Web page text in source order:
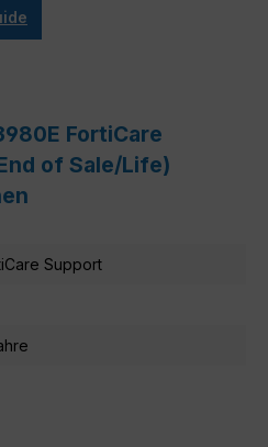
FortiCare
of Sale/Life)
Support